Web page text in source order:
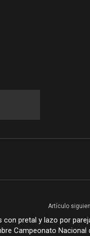
Artículo
con pretal y lazo por
Campeonato Nacional